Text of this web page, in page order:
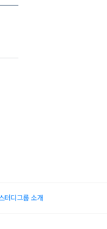
터디그룹 소개